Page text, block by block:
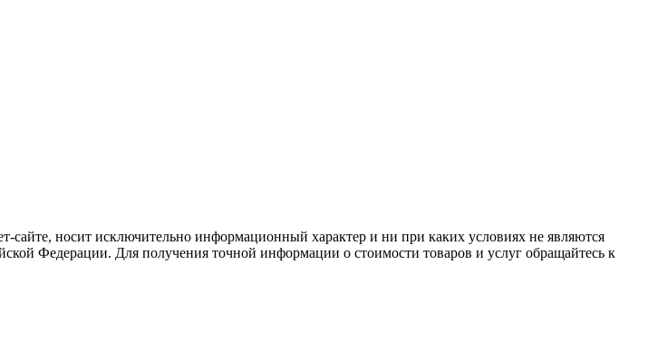
носит исключительно информационный характер и ни при каких условиях не являются
Федерации. Для получения точной информации о стоимости товаров и услуг обращайтесь к